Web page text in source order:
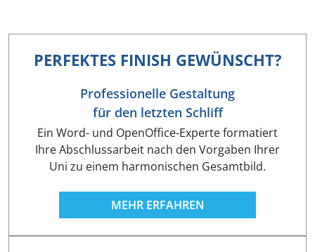
PERFEKTES FINISH GEWÜNSCHT?
Professionelle Gestaltung
für den letzten Schliff
Ein Word- und OpenOffice-Experte formatiert
Ihre Abschlussarbeit nach den Vorgaben Ihrer
Uni zu einem harmonischen Gesamtbild.
MEHR ERFAHREN